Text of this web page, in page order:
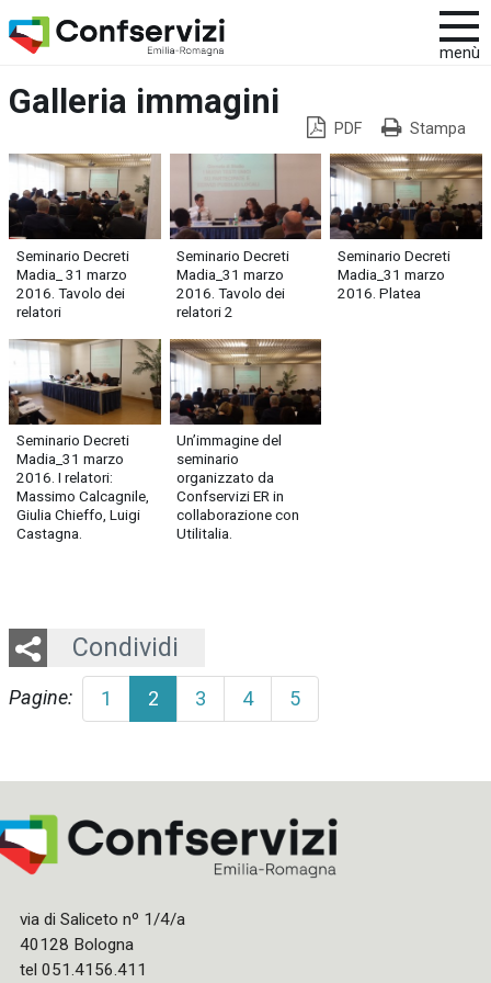
menù
Galleria immagini
PDF Stampa
Seminario Decreti
Madia_ 31 marzo
2016. Tavolo dei
relatori
Seminario Decreti
Madia_31 marzo
2016. Tavolo dei
relatori 2
Seminario Decreti
Madia_31 marzo
2016. Platea
Seminario Decreti
Madia_31 marzo
2016. I relatori:
Massimo Calcagnile,
Giulia Chieffo, Luigi
Castagna.
Un’immagine del
seminario
organizzato da
Confservizi ER in
collaborazione con
Utilitalia.
Condividi
Twitter
LinkedIn
Email
Whatsapp
Pagine: 1 2 3 4 5
via di Saliceto nº 1/4/a
40128 Bologna
tel 051.4156.411